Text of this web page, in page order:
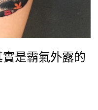
是霸氣外露的